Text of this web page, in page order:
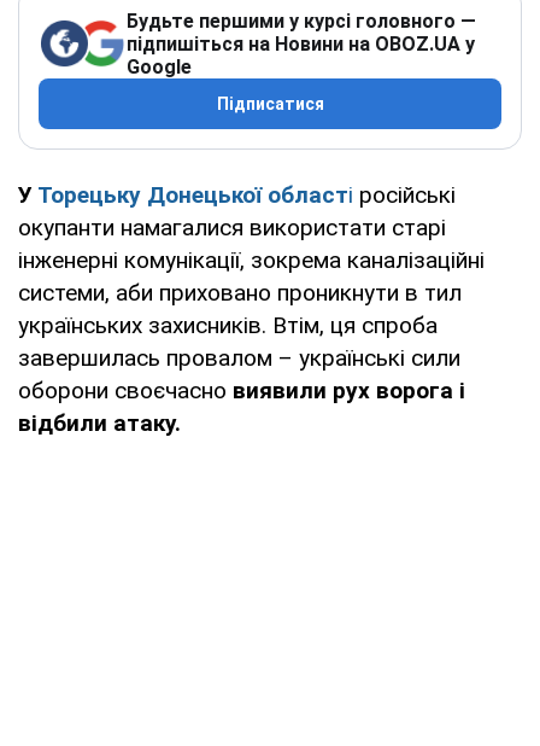
Будьте першими у курсі головного —
підпишіться на Новини на OBOZ.UA у
Google
Підписатися
У Торецьку Донецької області російські
окупанти намагалися використати старі
інженерні комунікації, зокрема каналізаційні
системи, аби приховано проникнути в тил
українських захисників. Втім, ця спроба
завершилась провалом – українські сили
оборони своєчасно виявили рух ворога і
відбили атаку.